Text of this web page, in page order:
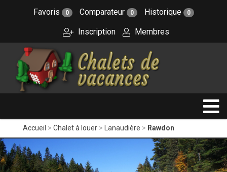
Favoris 0 Comparateur 0 Historique 0
Inscription Membres
Accueil Chalet à louer Lanaudière Rawdon